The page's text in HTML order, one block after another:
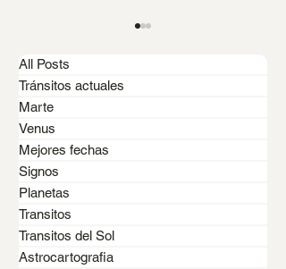
¿Qué es la Revolución
Solar?
All Posts
Tránsitos actuales
Marte
Venus
Mejores fechas
Signos
Planetas
Transitos
Transitos del Sol
Astrocartografia